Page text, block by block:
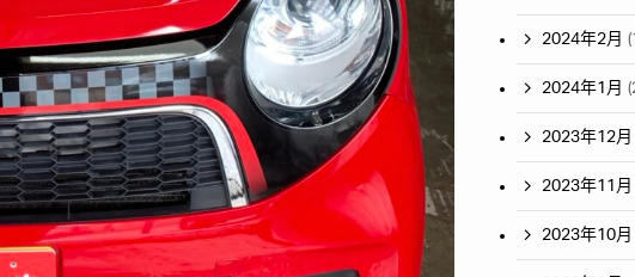
2024年2月
2024年1月
2023年12月
2023年11月
2023年10月